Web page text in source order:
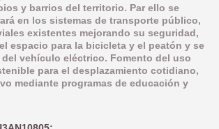
EDUSI
y barrios del territorio. Par ello se
en los sistemas de transporte público,
existentes mejorando su seguridad,
espacio para la bicicleta y el peatón y se
vehículo eléctrico. Fomento del uso
para el desplazamiento cotidiano,
mediante programas de educación y